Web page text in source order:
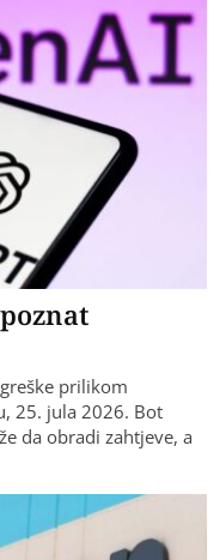
prilikom
25. jula 2026. Bot
da obradi zahtjeve, a